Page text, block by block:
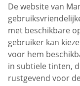
De website van
met beschikbare
gebruiker kan
voor hem
in subtiele tinten,
rustgevend voor